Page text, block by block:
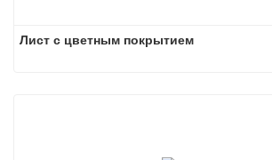
Лист с цветным покрытием